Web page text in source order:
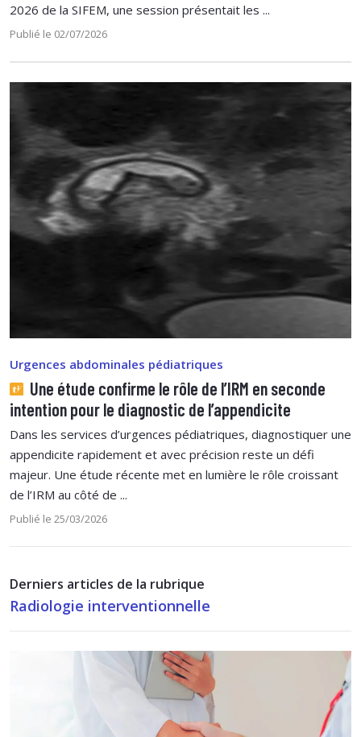
2026 de la SIFEM, une session présentait les ...
Publié le 02/07/2026
Urgences abdominales pédiatriques
Une étude confirme le rôle de l’IRM en seconde
intention pour le diagnostic de l’appendicite
Dans les services d’urgences pédiatriques, diagnostiquer une
appendicite rapidement et avec précision reste un défi
majeur. Une étude récente met en lumière le rôle croissant
de l’IRM au côté de ...
Publié le 25/03/2026
Derniers articles de la rubrique
Radiologie interventionnelle